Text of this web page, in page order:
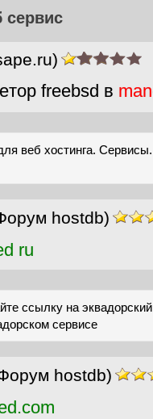
сервис
freebsd в
веб хостинга.
hostdb)
ru
ссылку на
сервисе
hostdb)